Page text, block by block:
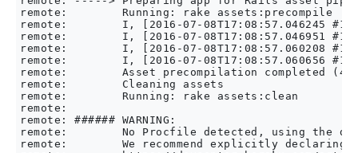
remote:        Running: rake assets:precompile
remote:        I, [2016-07-08T17:08:57.046245
remote:        I, [2016-07-08T17:08:57.046951
remote:        I, [2016-07-08T17:08:57.060208
remote:        I, [2016-07-08T17:08:57.060656
remote:        Asset precompilation completed
remote:        Cleaning assets
remote:        Running: rake assets:clean
remote:
remote: ###### WARNING:
remote:        No Procfile detected, using the
remote:        We recommend explicitly